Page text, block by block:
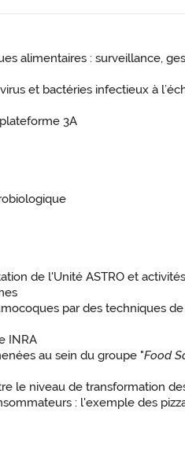
alimentaires : surveillance,
et bactéries infectieux à
3A
de l'Unité ASTRO et
par des techniques
INRA
au sein du groupe "Food
le niveau de transformation
: l'exemple des